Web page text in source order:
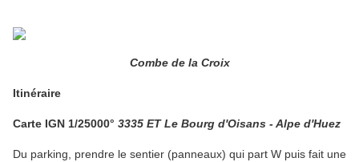
Combe de la Croix
Itinéraire
Carte IGN 1/25000° 3335 ET Le Bourg d'Oisans - Alpe d'Huez
Du parking, prendre le sentier (panneaux) qui part W puis fait une